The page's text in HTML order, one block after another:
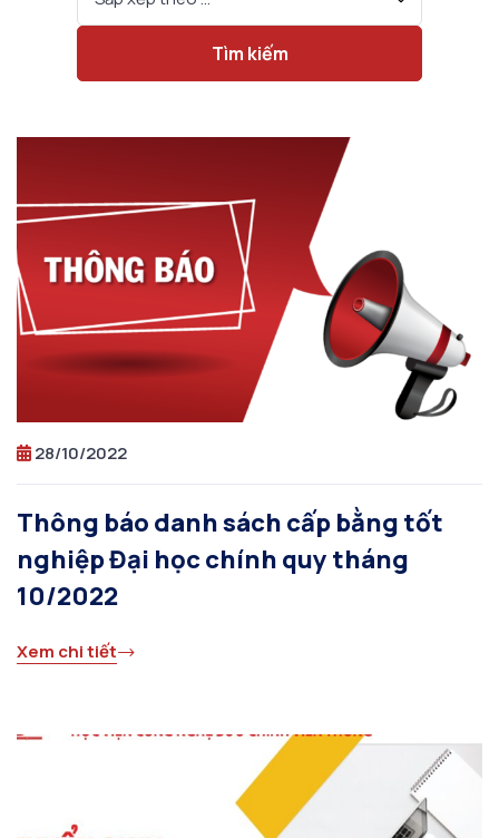
28/10/2022
Thông báo danh sách cấp bằng tốt
nghiệp Đại học chính quy tháng
10/2022
Xem chi tiết